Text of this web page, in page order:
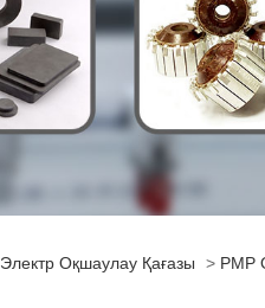
Электр Оқшаулау Қағазы > PMP